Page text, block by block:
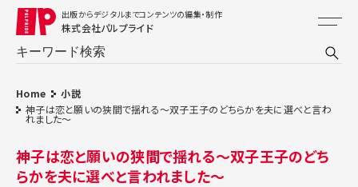
出版からデジタルまでコンテンツの編集・制作
株式会社パルプライド
Home
小説
神子は恋と願いの狭間で揺れる〜双子王子のどちらかを夫に選べと言わ
れました～
神子は恋と願いの狭間で揺れる〜双子王子のどち
らかを夫に選べと言われました～